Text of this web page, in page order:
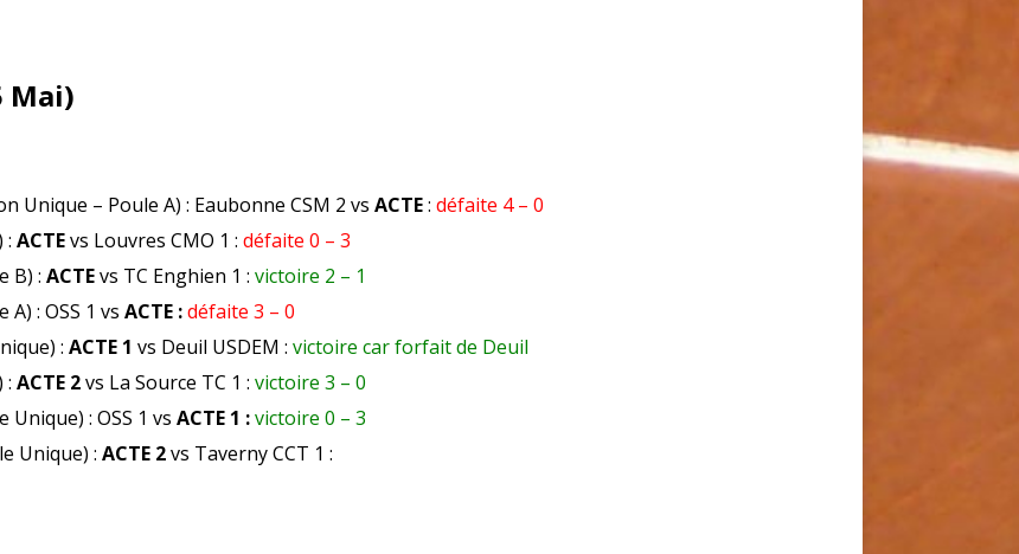
Mai)
Unique – Poule A) : Eaubonne CSM 2 vs ACTE: défaite 4 – 0
: ACTEvs Louvres CMO 1 : défaite 0 – 3
B) : ACTEvs TC Enghien 1 : victoire 2 – 1
A) : OSS 1 vs ACTE :défaite 3 – 0
: ACTE 1 vs Deuil USDEM : victoire car forfait de Deuil
: ACTE 2vs La Source TC 1 : victoire 3 – 0
Unique) : OSS 1 vs ACTE 1 :victoire 0 – 3
Unique) : ACTE 2vs Taverny CCT 1 :